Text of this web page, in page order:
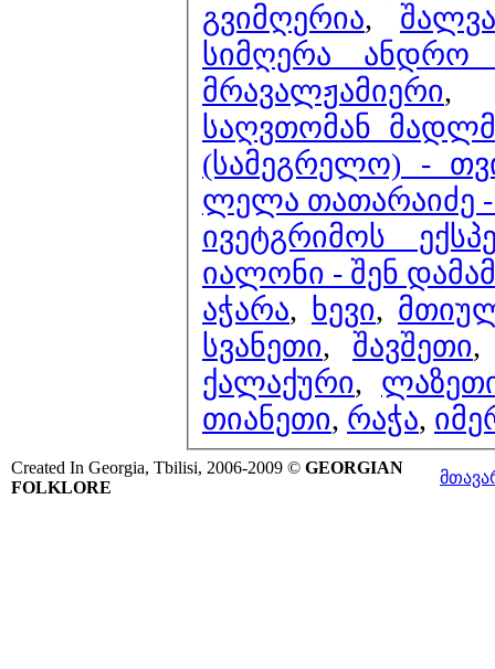
გვიმღერია,
სიმღერა ანდრო
მრავალჟამიერი
საღვთომან
(სამეგრელო) -
ლელა თათარაიძე
ივეტგრიმოს
იალონი - შენ
აჭარა, ხევი,
სვანეთი, შავშეთი
ქალაქური,
თიანეთი, რაჭა,
Created In Georgia, Tbilisi, 2006-2009 © GEORGIAN
FOLKLORE